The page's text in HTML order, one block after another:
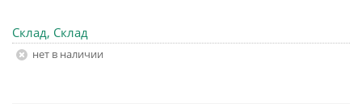
Склад, Склад
Нет в наличии